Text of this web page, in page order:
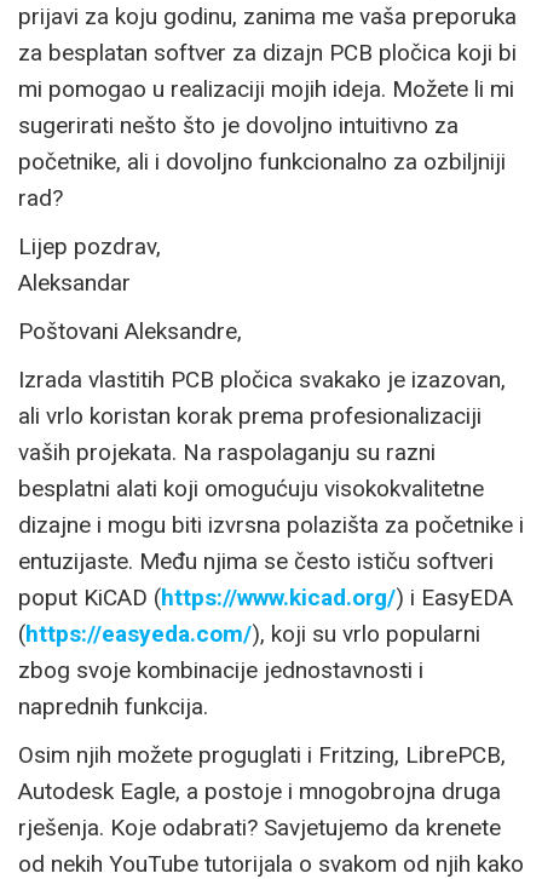
prijavi za koju godinu, zanima me vaša preporuka
za besplatan softver za dizajn PCB pločica koji bi
mi pomogao u realizaciji mojih ideja. Možete li mi
sugerirati nešto što je dovoljno intuitivno za
početnike, ali i dovoljno funkcionalno za ozbiljniji
rad?
Lijep pozdrav,
Aleksandar
Poštovani Aleksandre,
Izrada vlastitih PCB pločica svakako je izazovan,
ali vrlo koristan korak prema profesionalizaciji
vaših projekata. Na raspolaganju su razni
besplatni alati koji omogućuju visokokvalitetne
dizajne i mogu biti izvrsna polazišta za početnike i
entuzijaste. Među njima se često ističu softveri
poput KiCAD (https://www.kicad.org/) i EasyEDA
(https://easyeda.com/), koji su vrlo popularni
zbog svoje kombinacije jednostavnosti i
naprednih funkcija.
Osim njih možete proguglati i Fritzing, LibrePCB,
Autodesk Eagle, a postoje i mnogobrojna druga
rješenja. Koje odabrati? Savjetujemo da krenete
od nekih YouTube tutorijala o svakom od njih kako